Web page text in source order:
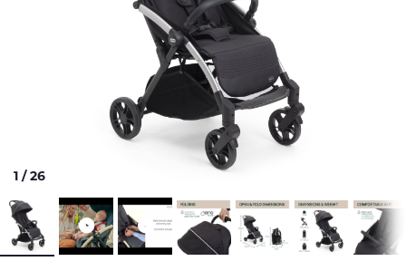
1 /26